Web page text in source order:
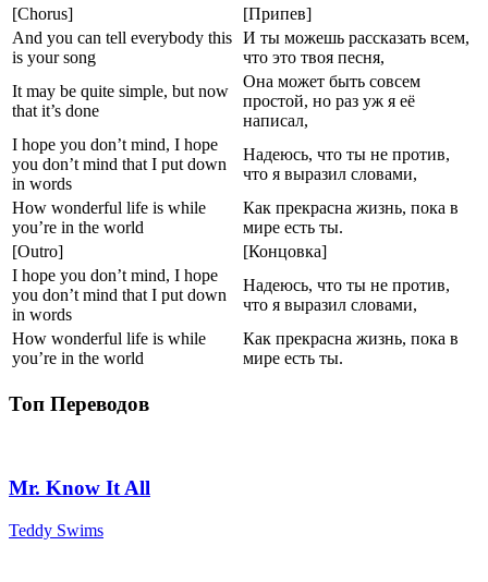
[Chorus]
[Припев]
And you can tell everybody this
is your song
И ты можешь рассказать всем,
что это твоя песня,
It may be quite simple, but now
that it’s done
Она может быть совсем
простой, но раз уж я её
написал,
I hope you don’t mind, I hope
you don’t mind that I put down
in words
Надеюсь, что ты не против,
что я выразил словами,
How wonderful life is while
you’re in the world
Как прекрасна жизнь, пока в
мире есть ты.
[Outro]
[Концовка]
I hope you don’t mind, I hope
you don’t mind that I put down
in words
Надеюсь, что ты не против,
что я выразил словами,
How wonderful life is while
you’re in the world
Как прекрасна жизнь, пока в
мире есть ты.
Топ Переводов
Mr. Know It All
Teddy Swims